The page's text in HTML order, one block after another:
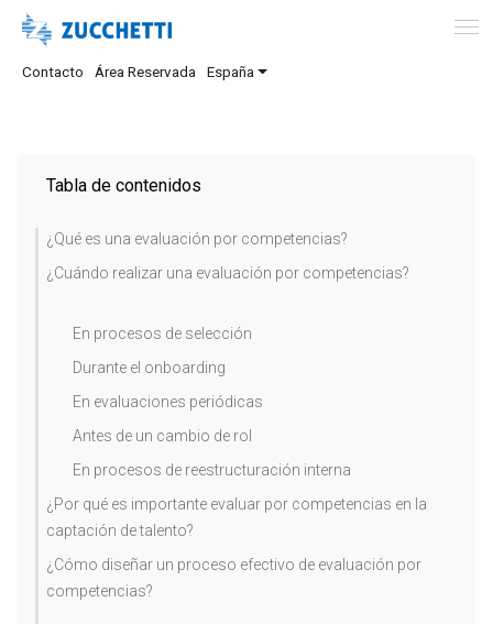
Contacto Área Reservada España
Tabla de contenidos
¿Qué es una evaluación por competencias?
¿Cuándo realizar una evaluación por competencias?
En procesos de selección
Durante el onboarding
En evaluaciones periódicas
Antes de un cambio de rol
En procesos de reestructuración interna
¿Por qué es importante evaluar por competencias en la
captación de talento?
¿Cómo diseñar un proceso efectivo de evaluación por
competencias?